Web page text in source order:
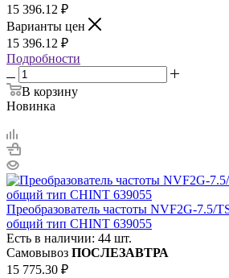
15 396.12 ₽
Варианты цен
15 396.12 ₽
Подробности
В корзину
Новинка
Преобразователь частоты NVF2G-7.5/
общий тип CHINT 639055
Есть в наличии: 44 шт.
Самовывоз ПОСЛЕЗАВТРА
15 775.30 ₽